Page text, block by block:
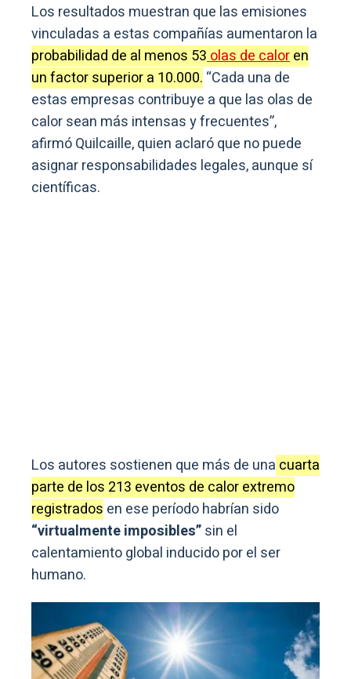
Los resultados muestran que las emisiones
vinculadas a estas compañías aumentaron la
probabilidad de al menos 53olas de caloren
un factor superior a 10.000. “Cada una de
estas empresas contribuye a que las olas de
calor sean más intensas y frecuentes”,
afirmó Quilcaille, quien aclaró que no puede
asignar responsabilidades legales, aunque sí
científicas.
Los autores sostienen que más de una cuarta
parte de los 213 eventos de calor extremo
registrados en ese período habrían sido
“virtualmente imposibles”sin el
calentamiento global inducido por el ser
humano.